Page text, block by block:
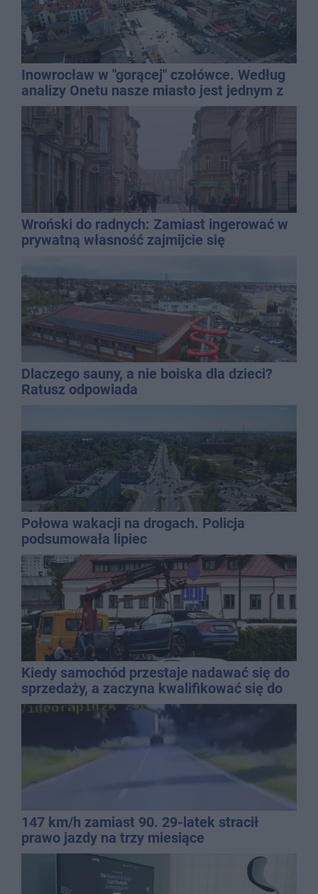
Inowrocław w "gorącej" czołówce. Według
analizy Onetu nasze miasto jest jednym z
najbardziej narażonych na upały
Wroński do radnych: Zamiast ingerować w
prywatną własność zajmijcie się
Dlaczego sauny, a nie boiska dla dzieci?
Ratusz odpowiada
Połowa wakacji na drogach. Policja
podsumowała lipiec
Kiedy samochód przestaje nadawać się do
sprzedaży, a zaczyna kwalifikować się do
kasacji?
147 km/h zamiast 90. 29-latek stracił
prawo jazdy na trzy miesiące